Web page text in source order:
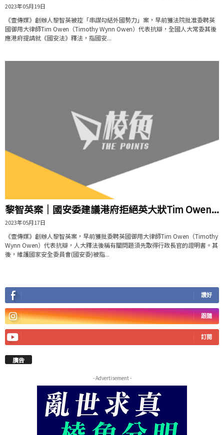
2023年05月19日
《壹傳媒》創辦人黎智英被控「串謀勾結外國勢力」案，早前獲法院批准委聘英
國御用大律師Tim Owen（Timothy Wynn Owen）代表抗辯，全國人大常委其後
應港府提請就《國安法》釋法，指國安...
黎智英案｜國安委建議港府拒絕英大狀Tim Owen...
2023年05月17日
《壹傳媒》創辦人黎智英案，早前獲批委聘英國御用大律師Tim Owen（Timothy
Wynn Owen）代表抗辯，人大釋法後稱有關問題須先取得行政長官的證明書。其
後，維護國家安全委員會(國安委)被指...
讚好
跟隨
訂閱
廣告
- Advertisement -